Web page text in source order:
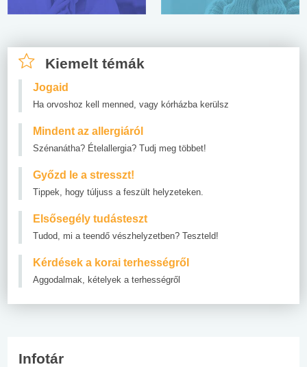
Kiemelt témák
Jogaid
Ha orvoshoz kell menned, vagy kórházba kerülsz
Mindent az allergiáról
Szénanátha? Ételallergia? Tudj meg többet!
Győzd le a stresszt!
Tippek, hogy túljuss a feszült helyzeteken.
Elsősegély tudásteszt
Tudod, mi a teendő vészhelyzetben? Teszteld!
Kérdések a korai terhességről
Aggodalmak, kételyek a terhességről
Infotár